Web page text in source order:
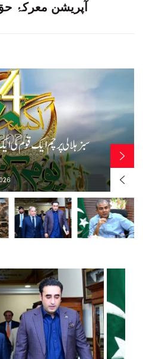
آپریشن معرکۂ حق کے
خیبرپختونخوا میں
سرپرستی میں سرگرم 10 خوارج ہلاک، آئی ایس پی آر